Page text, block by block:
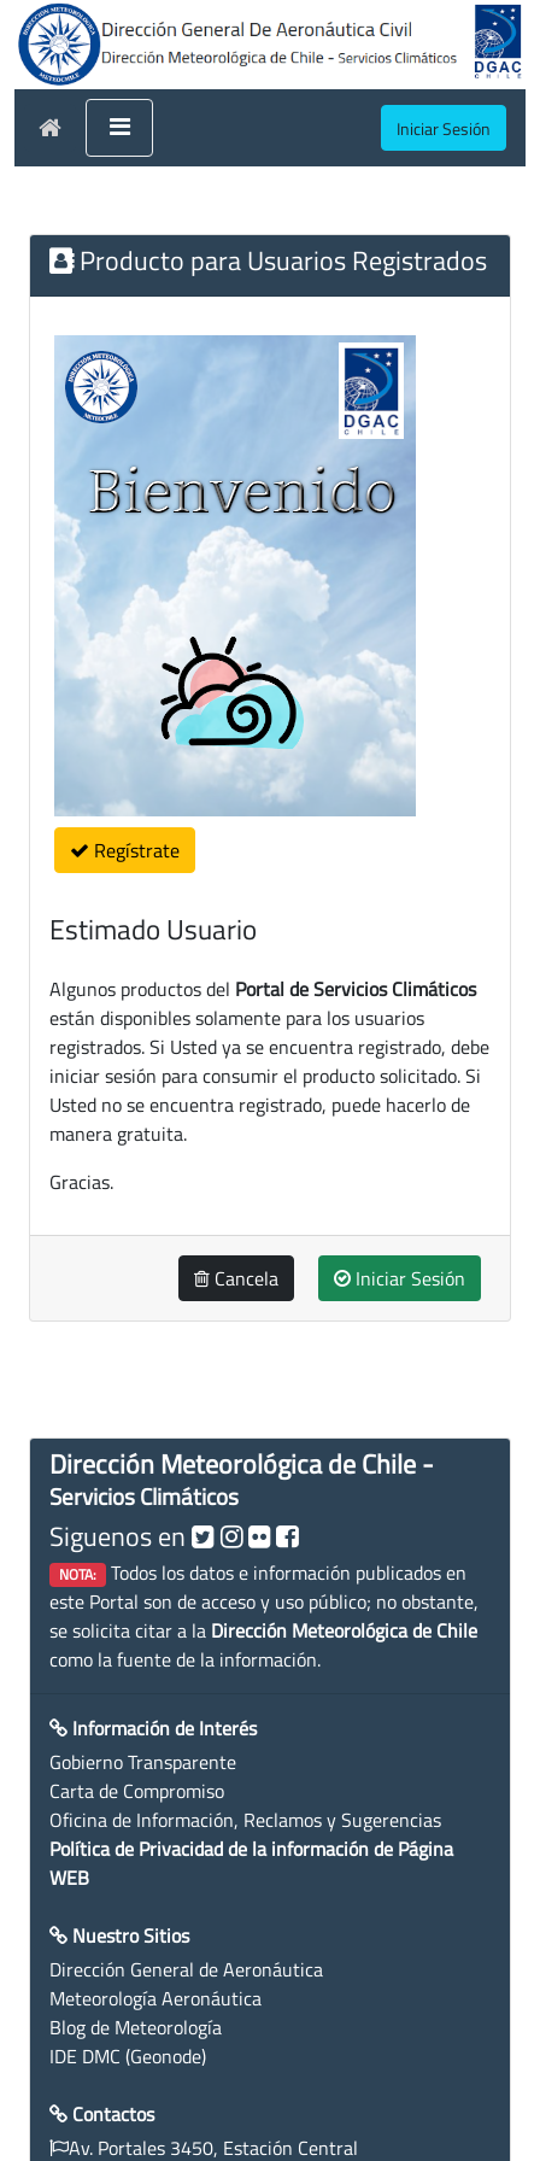
Iniciar Sesión
Producto para Usuarios Registrados
Regístrate
Estimado Usuario
Algunos productos del Portal de Servicios Climáticos
están disponibles solamente para los usuarios
registrados. Si Usted ya se encuentra registrado, debe
iniciar sesión para consumir el producto solicitado. Si
Usted no se encuentra registrado, puede hacerlo de
manera gratuita.
Gracias.
Cancela Iniciar Sesión
Dirección Meteorológica de Chile -
Servicios Climáticos
Siguenos en
NOTA: Todos los datos e información publicados en
este Portal son de acceso y uso público; no obstante,
se solicita citar a la Dirección Meteorológica de Chile
como la fuente de la información.
Información de Interés
Gobierno Transparente
Carta de Compromiso
Oficina de Información, Reclamos y Sugerencias
Política de Privacidad de la información de Página
WEB
Nuestro Sitios
Dirección General de Aeronáutica
Meteorología Aeronáutica
Blog de Meteorología
IDE DMC (Geonode)
Contactos
Av. Portales 3450, Estación Central